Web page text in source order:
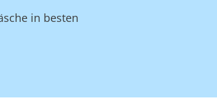
in besten